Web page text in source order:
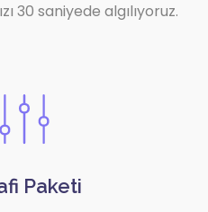
30 saniyede algılıyoruz.
Paketi